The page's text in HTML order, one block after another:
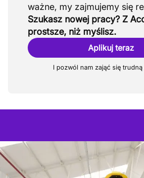
Szukasz nowej pracy? Z
prostsze, niż myślisz.
Aplikuj teraz
I pozwól nam zająć się trudną